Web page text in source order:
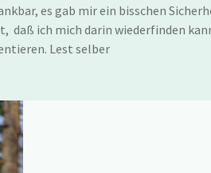
es gab mir ein bisschen
ich mich darin wiederfinden
Lest selber